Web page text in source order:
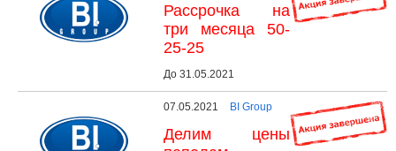
Рассрочка на
три месяца 50-
25-25
До 31.05.2021
07.05.2021 BI Group
Делим цены